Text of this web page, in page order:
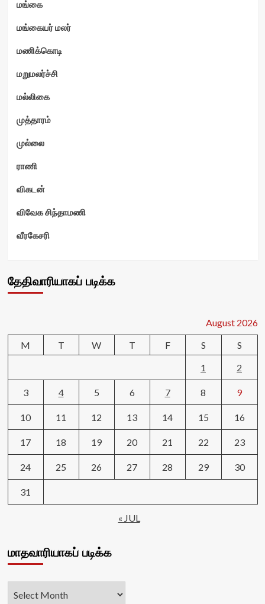
மங்கை
மங்கையர் மலர்
மணிக்கொடி
மறுமலர்ச்சி
மல்லிகை
முத்தாரம்
முல்லை
ராணி
விகடன்
விவேக சிந்தாமணி
வீரகேசரி
தேதிவாரியாகப் படிக்க
August 2026
M
T W T F S
S
1
2
3 4 5 6 7 8 9
10 11 12 13 14 15 16
17 18 19 20 21 22 23
24 25 26 27 28 29 30
31
« JUL
மாதவாரியாகப் படிக்க